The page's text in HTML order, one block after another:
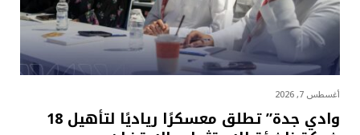
أغسطس 7, 2026
وادي جدة” تطلق معسكرًا رياديًا لتأهيل 18